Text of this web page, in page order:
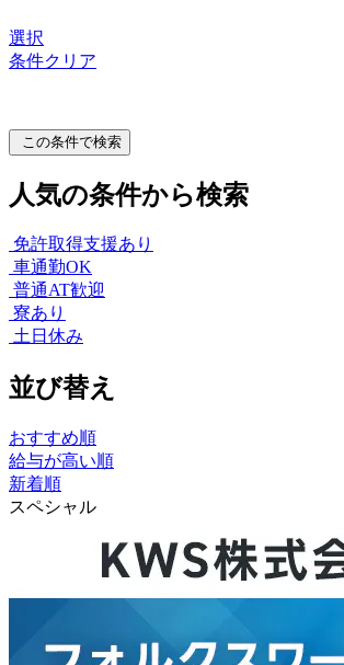
選択
条件クリア
この条件で検索
人気の条件から検索
免許取得支援あり
車通勤OK
普通AT歓迎
寮あり
土日休み
並び替え
おすすめ順
給与が高い順
新着順
スペシャル